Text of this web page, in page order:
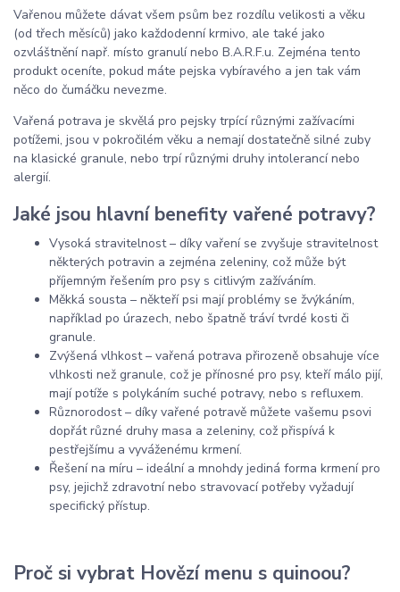
Vařenou můžete dávat všem psům bez rozdílu velikosti a věku
(od třech měsíců) jako každodenní krmivo, ale také jako
ozvláštnění např. místo granulí nebo B.A.R.F.u. Zejména tento
produkt oceníte, pokud máte pejska vybíravého a jen tak vám
něco do čumáčku nevezme.
Vařená potrava je skvělá pro pejsky trpící různými zažívacími
potížemi, jsou v pokročilém věku a nemají dostatečně silné zuby
na klasické granule, nebo trpí různými druhy intolerancí nebo
alergií.
Jaké jsou hlavní benefity vařené potravy?
Vysoká stravitelnost – díky vaření se zvyšuje stravitelnost
některých potravin a zejména zeleniny, což může být
příjemným řešením pro psy s citlivým zažíváním.
Měkká sousta – někteří psi mají problémy se žvýkáním,
například po úrazech, nebo špatně tráví tvrdé kosti či
granule.
Zvýšená vlhkost – vařená potrava přirozeně obsahuje více
vlhkosti než granule, což je přínosné pro psy, kteří málo pijí,
mají potíže s polykáním suché potravy, nebo s refluxem.
Různorodost – díky vařené potravě můžete vašemu psovi
dopřát různé druhy masa a zeleniny, což přispívá k
pestřejšímu a vyváženému krmení.
Řešení na míru – ideální a mnohdy jediná forma krmení pro
psy, jejichž zdravotní nebo stravovací potřeby vyžadují
specifický přístup.
Proč si vybrat Hovězí menu s quinoou?